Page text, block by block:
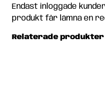
Endast inloggade
produkt får lämna en
Relaterade produkter